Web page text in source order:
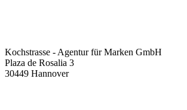
Kochstrasse - Agentur für Marken GmbH
Plaza de Rosalia 3
30449 Hannover